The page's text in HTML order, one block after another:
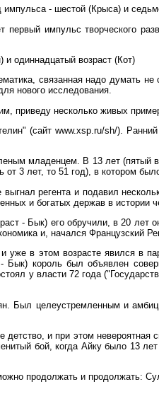
импульса - шестой (Крыса) и
импульс творческого
и одиннадцатый возраст (Кот)
связанная надо думать
нового исследования.
приведу несколько живых
(сайт www.xsp.ru/sh/).
младенцем. В 13 лет (пятый
3 лет, то 51 год), в котором
регента и подавил
и богатых держав в истории
- Бык) его обручили, в 20 лет
и, начался Французский
в этом возрасте явился в
король был объявлен
у власти 72 года
Был целеустремленным и
и при этом невероятная
бой, когда Айку было 13
продолжать и продолжать: